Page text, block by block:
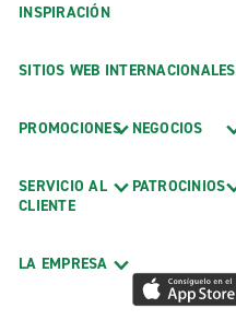
INSPIRACIÓN
SITIOS WEB INTERNACIONALES
PROMOCIONES
SERVICIO AL
CLIENTE
LA EMPRESA
NEGOCIOS
PATROCINIOS